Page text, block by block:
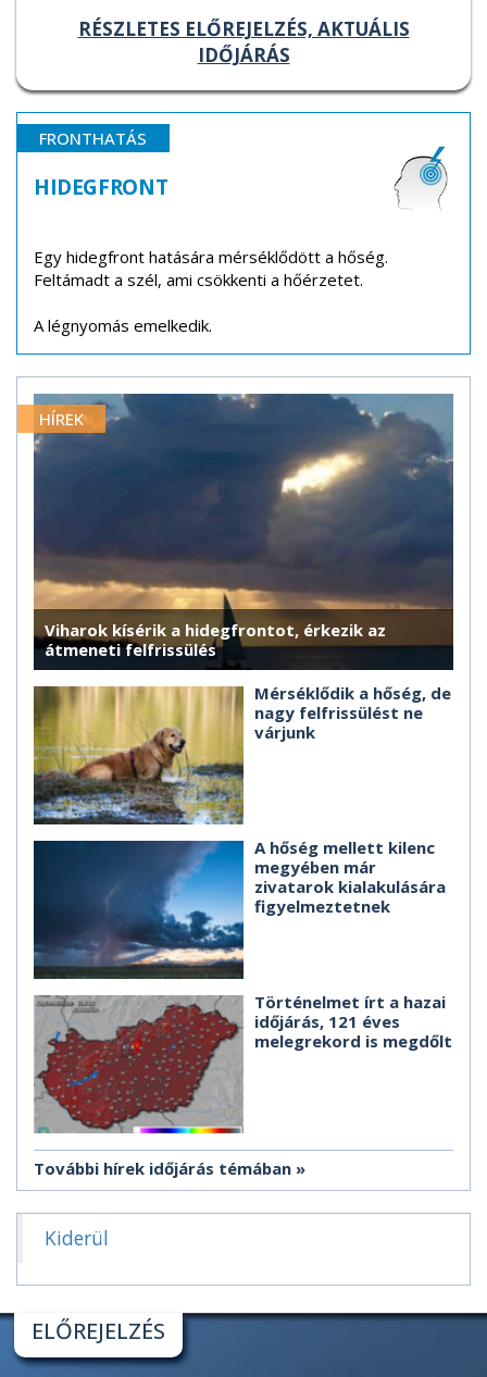
RÉSZLETES ELŐREJELZÉS, AKTUÁLIS
IDŐJÁRÁS
FRONTHATÁS
HIDEGFRONT
Egy hidegfront hatására mérséklődött a hőség.
Feltámadt a szél, ami csökkenti a hőérzetet.
A légnyomás emelkedik.
HÍREK
Viharok kísérik a hidegfrontot, érkezik az
átmeneti felfrissülés
Mérséklődik a hőség, de
nagy felfrissülést ne
várjunk
A hőség mellett kilenc
megyében már
zivatarok kialakulására
figyelmeztetnek
Történelmet írt a hazai
időjárás, 121 éves
melegrekord is megdőlt
További hírek időjárás témában
Kiderül
ELŐREJELZÉS